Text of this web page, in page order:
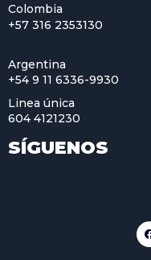
Colombia
+57 316 2353130
Argentina
+54 9 11 6336-9930
Linea única
604 4121230
SÍGUENOS